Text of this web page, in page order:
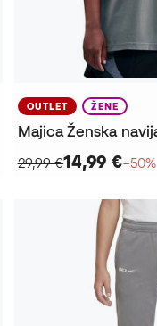
OUTLET ŽENE
29,99 €14,99 €−50%